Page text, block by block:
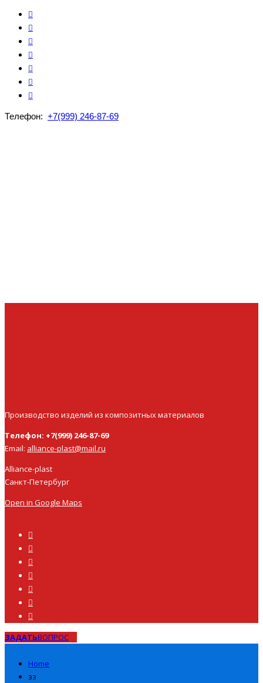
Телефон: +7(999) 246-87-69
Производство изделий из композитных материалов
Телефон: +7(999) 246-87-69
Email: alliance-plast@mail.ru
Alliance-plast
Санкт-Петербург
Open in Google Maps
ЗАДАТЬВОПРОС
Home
зз